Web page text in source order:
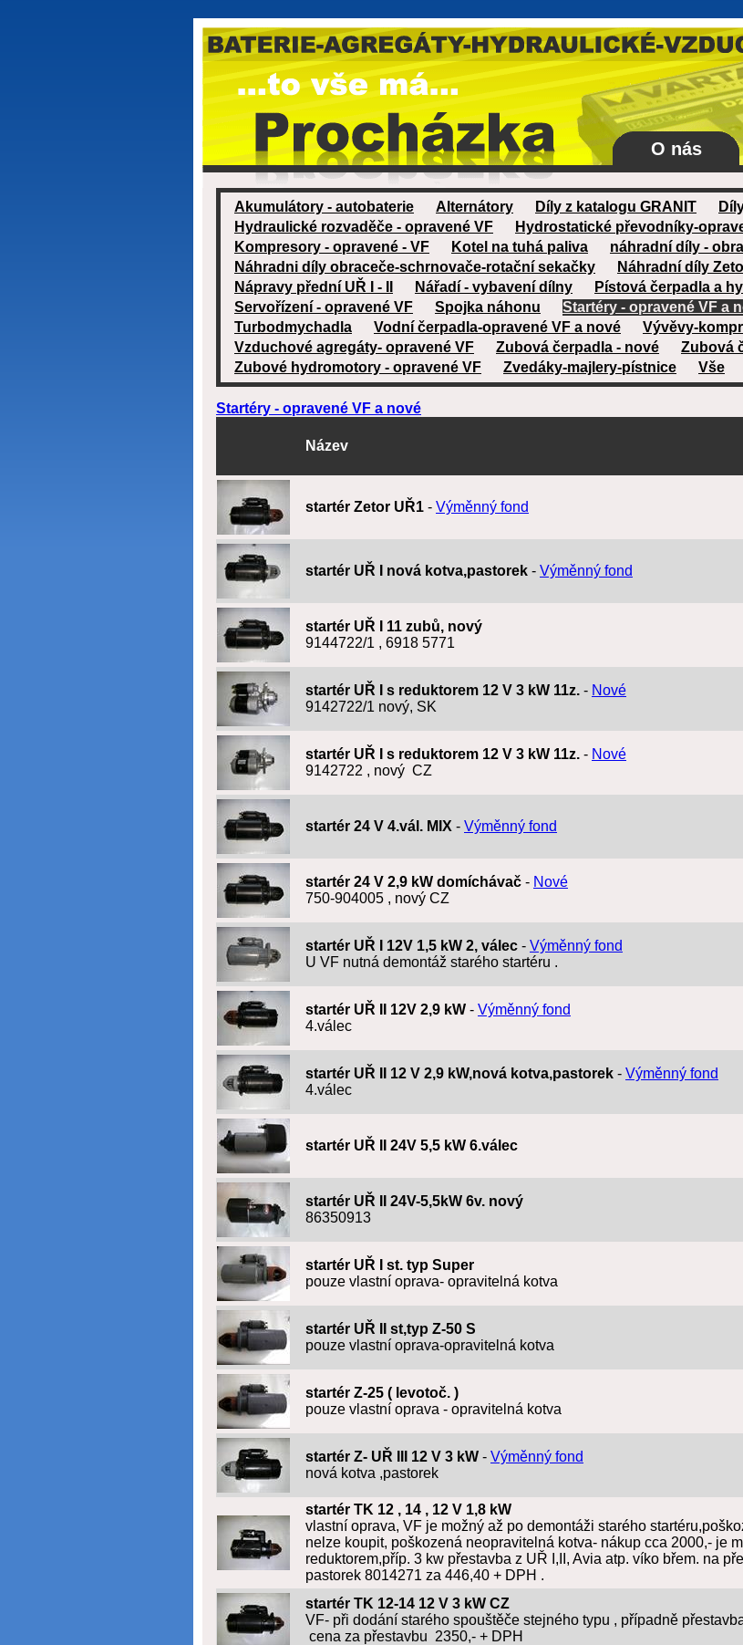
O nás
Akumulátory - autobaterie Alternátory Díly z katalogu GRANIT
Hydraulické rozvaděče - opravené VF
Hydrostatické převodníky-
Kompresory - opravené - VF
Kotel na tuhá paliva
náhradní díly -
Náhradni díly obraceče-schrnovače-rotační sekačky
Náhradní díly
Nápravy přední UŘ I - II
Nářadí - vybavení dílny
Pístová čerpadla a
Servořízení - opravené VF
Spojka náhonu Startéry - opravené VF a
Turbodmychadla
Vodní čerpadla-opravené VF a nové
Vývěvy-
Vzduchové agregáty- opravené VF
Zubová čerpadla - nové
Zubová
Zubové hydromotory - opravené VF
Zvedáky-majlery-pístnice Vše
Startéry - opravené VF a nové
Název
startér Zetor UŘ1 - Výměnný fond
startér UŘ I nová kotva,pastorek - Výměnný fond
startér UŘ I 11 zubů, nový
9144722/1 , 6918 5771
startér UŘ I s reduktorem 12 V 3 kW 11z. - Nové
9142722/1 nový, SK
startér UŘ I s reduktorem 12 V 3 kW 11z. - Nové
9142722 , nový CZ
startér 24 V 4.vál. MIX - Výměnný fond
startér 24 V 2,9 kW domíchávač - Nové
750-904005 , nový CZ
startér UŘ I 12V 1,5 kW 2, válec - Výměnný fond
U VF nutná demontáž starého startéru .
startér UŘ II 12V 2,9 kW - Výměnný fond
4.válec
startér UŘ II 12 V 2,9 kW,nová kotva,pastorek - Výměnný fond
4.válec
startér UŘ II 24V 5,5 kW 6.válec
startér UŘ II 24V-5,5kW 6v. nový
86350913
startér UŘ I st. typ Super
pouze vlastní oprava- opravitelná kotva
startér UŘ II st,typ Z-50 S
pouze vlastní oprava-opravitelná kotva
startér Z-25 ( levotoč. )
pouze vlastní oprava - opravitelná kotva
startér Z- UŘ III 12 V 3 kW - Výměnný fond
nová kotva ,pastorek
startér TK 12 , 14 , 12 V 1,8 kW
vlastní oprava, VF je možný až po demontáži starého
nelze koupit, poškozená neopravitelná kotva- nákup cca 2000,- je
reduktorem,příp. 3 kw přestavba z UŘ I,II, Avia atp. víko břem. na
pastorek 8014271 za 446,40 + DPH .
startér TK 12-14 12 V 3 kW CZ
VF- při dodání starého spouštěče stejného typu , případně
cena za přestavbu 2350,- + DPH